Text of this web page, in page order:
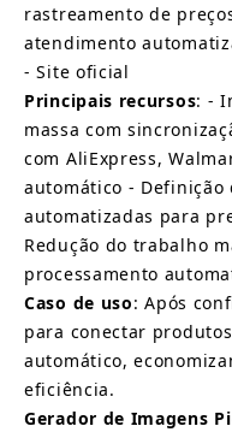
rastreamento de
atendimento
- Site oficial
Principais recursos: -
massa com
com AliExpress,
automático -
automatizadas para
Redução do trabalho
processamento
Caso de uso: Após
para conectar
automático,
eficiência.
Gerador de Imagens